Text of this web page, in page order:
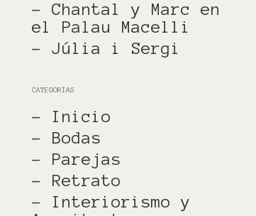
- Chantal y Marc en
el Palau Macelli
- Júlia i Sergi
CATEGORÍAS
- Inicio
- Bodas
- Parejas
- Retrato
- Interiorismo y